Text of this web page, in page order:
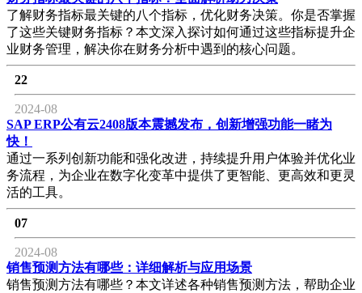
了解财务指标最关键的八个指标，优化财务决策。你是否掌握
了这些关键财务指标？本文深入探讨如何通过这些指标提升企
业财务管理，解决你在财务分析中遇到的核心问题。
22
2024-08
SAP ERP公有云2408版本震撼发布，创新增强功能一睹为
快！
通过一系列创新功能和强化改进，持续提升用户体验并优化业
务流程，为企业在数字化变革中提供了更智能、更高效和更灵
活的工具。
07
2024-08
销售预测方法有哪些：详细解析与应用场景
销售预测方法有哪些？本文详述各种销售预测方法，帮助企业